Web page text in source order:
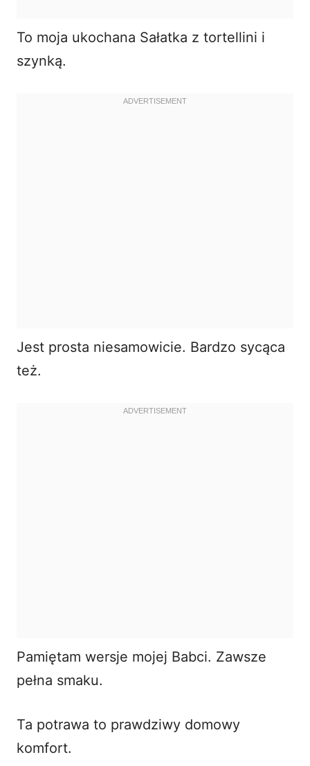
To moja ukochana Sałatka z tortellini i
szynką.
Jest prosta niesamowicie. Bardzo sycąca
też.
Pamiętam wersje mojej Babci. Zawsze
pełna smaku.
Ta potrawa to prawdziwy domowy
komfort.